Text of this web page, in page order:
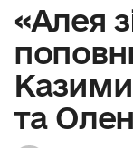
«Алея
та